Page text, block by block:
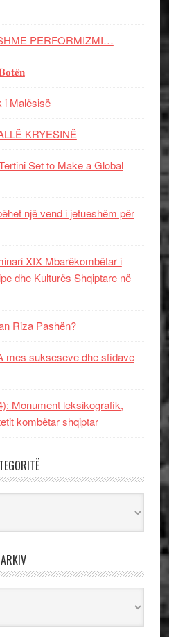
PERFORMIZMI…
i Malësisë
KRYESINË
Set to Make a Global
një vend i jetueshëm për
XIX Mbarëkombëtar i
dhe Kulturës Shqiptare në
Riza Pashën?
mes sukseseve dhe sfidave
Monument leksikografik,
kombëtar shqiptar
ARKIV